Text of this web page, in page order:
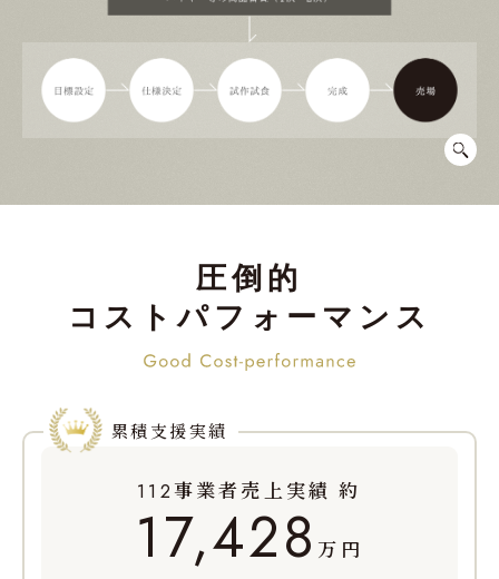
圧倒的
コストパフォーマンス
累積支援実績
112事業者売上実績 約
17,428 万円